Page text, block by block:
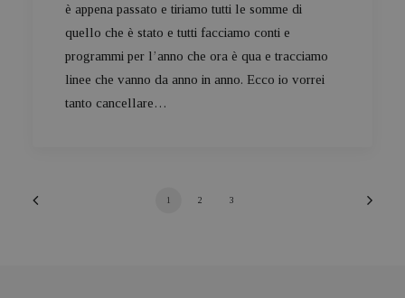
è appena passato e tiriamo tutti le somme di
quello che è stato e tutti facciamo conti e
programmi per l’anno che ora è qua e tracciamo
linee che vanno da anno in anno. Ecco io vorrei
tanto cancellare…
1 2 3